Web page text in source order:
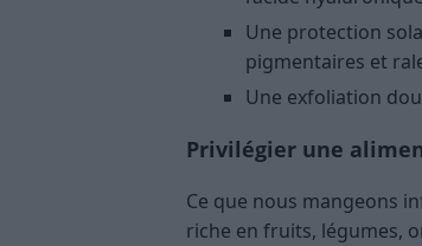
Une protection
pigmentaires et
Une exfoliation
Privilégier une
Ce que nous mangeons
riche en fruits, légumes,